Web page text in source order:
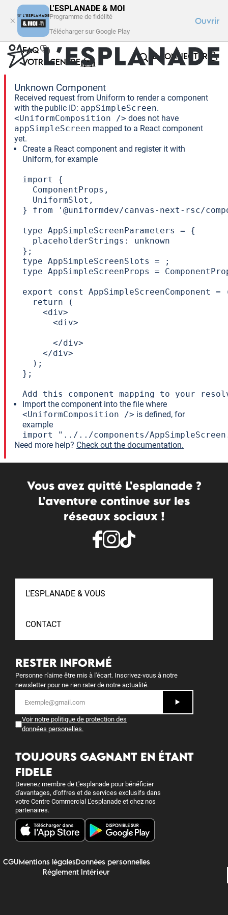
L'ESPLANADE & MOI
Programme de fidélité
Télécharger sur Google Play
Ouvrir
FAQ
VOTRE CENTRE
SE CONNECTER
Unknown Component
Received request from Uniform to render a component
with the public ID: appSimpleScreen.
<UniformComposition /> does not have
appSimpleScreen mapped to a React component
yet.
Create a React component and register it with
Uniform, for example
import {
  ComponentProps,
  UniformSlot,
} from '@uniformdev/canvas-next-rsc/
type AppSimpleScreenParameters = {
  placeholderStrings: unknown
};
type AppSimpleScreenSlots = ;
type AppSimpleScreenProps =
export const AppSimpleScreenComponent
  return (
    <div>
      <div>
      </div>
    </div>
  );
};
Add this component mapping to your
Import the component into the file where
<UniformComposition /> is defined, for
example
import "../../components/
Need more help? Check out the documentation.
Vous avez quitté L'esplanade ?
L'aventure continue sur les
réseaux sociaux !
L'ESPLANADE & VOUS
CONTACT
RESTER INFORMÉ
Personne n'aime être mis à l'écart. Inscrivez-vous à notre
newsletter pour ne rien rater de notre actualité.
Voir notre politique de protection des
données personelles.
TOUJOURS GAGNANT EN ÉTANT
FIDELE
Devenez membre de L'esplanade pour bénéficier
d'avantages, d'offres et de services exclusifs dans
votre Centre Commercial L'esplanade et chez nos
partenaires.
CGUMentions légalesDonnées personnelles
Règlement Intérieur